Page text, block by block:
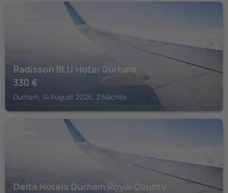
Radisson BLU Hotel Durham
330 €
Durham, 14 August 2026, 2 Nächte
Delta Hotels Durham Royal County